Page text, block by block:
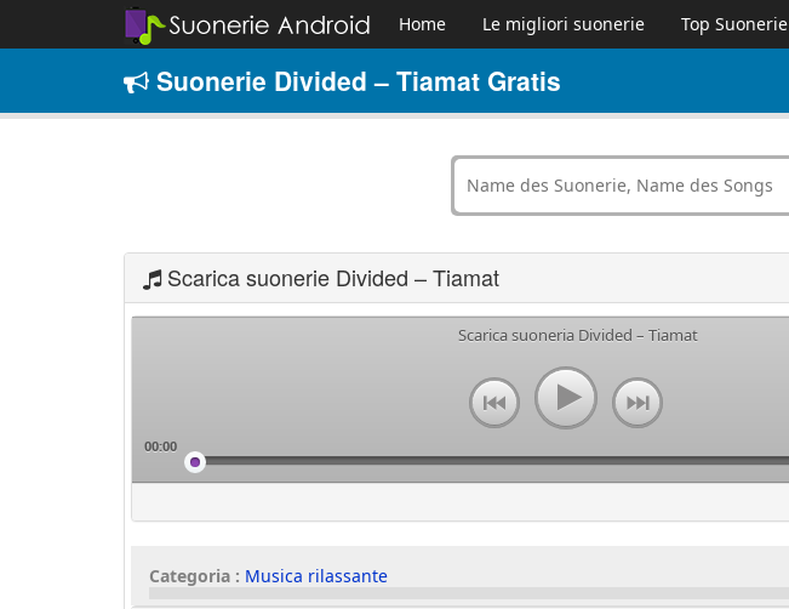
Home Le migliori suonerie Top Suonerie
Suonerie Divided – Tiamat Gratis
Scarica suonerie Divided – Tiamat
Scarica suoneria Divided – Tiamat
00:00
Categoria : Musica rilassante